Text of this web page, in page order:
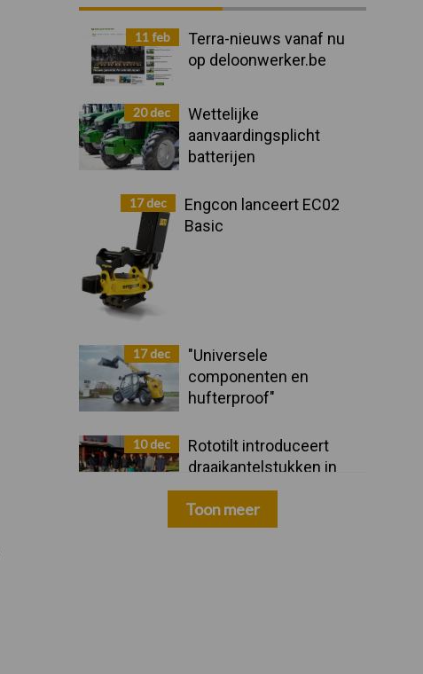
Sidebar11 feb
Terra-nieuws vanaf nu
op deloonwerker.be
20 dec
Wettelijke
aanvaardingsplicht
batterijen
17 dec
Engcon lanceert EC02
Basic
17 dec
"Universele
componenten en
hufterproof"
10 dec
Rototilt introduceert
draaikantelstukken in
drie nieuwe landen
Toon meer